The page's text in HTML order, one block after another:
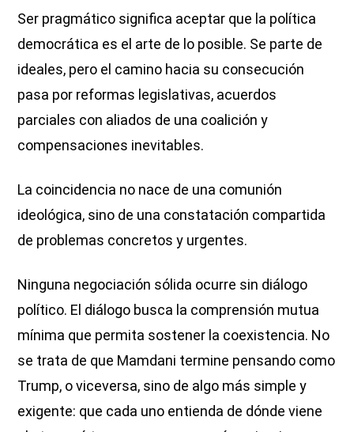
Ser pragmático significa aceptar que la política
democrática es el arte de lo posible. Se parte de
ideales, pero el camino hacia su consecución
pasa por reformas legislativas, acuerdos
parciales con aliados de una coalición y
compensaciones inevitables.
La coincidencia no nace de una comunión
ideológica, sino de una constatación compartida
de problemas concretos y urgentes.
Ninguna negociación sólida ocurre sin diálogo
político. El diálogo busca la comprensión mutua
mínima que permita sostener la coexistencia. No
se trata de que Mamdani termine pensando como
Trump, o viceversa, sino de algo más simple y
exigente: que cada uno entienda de dónde viene